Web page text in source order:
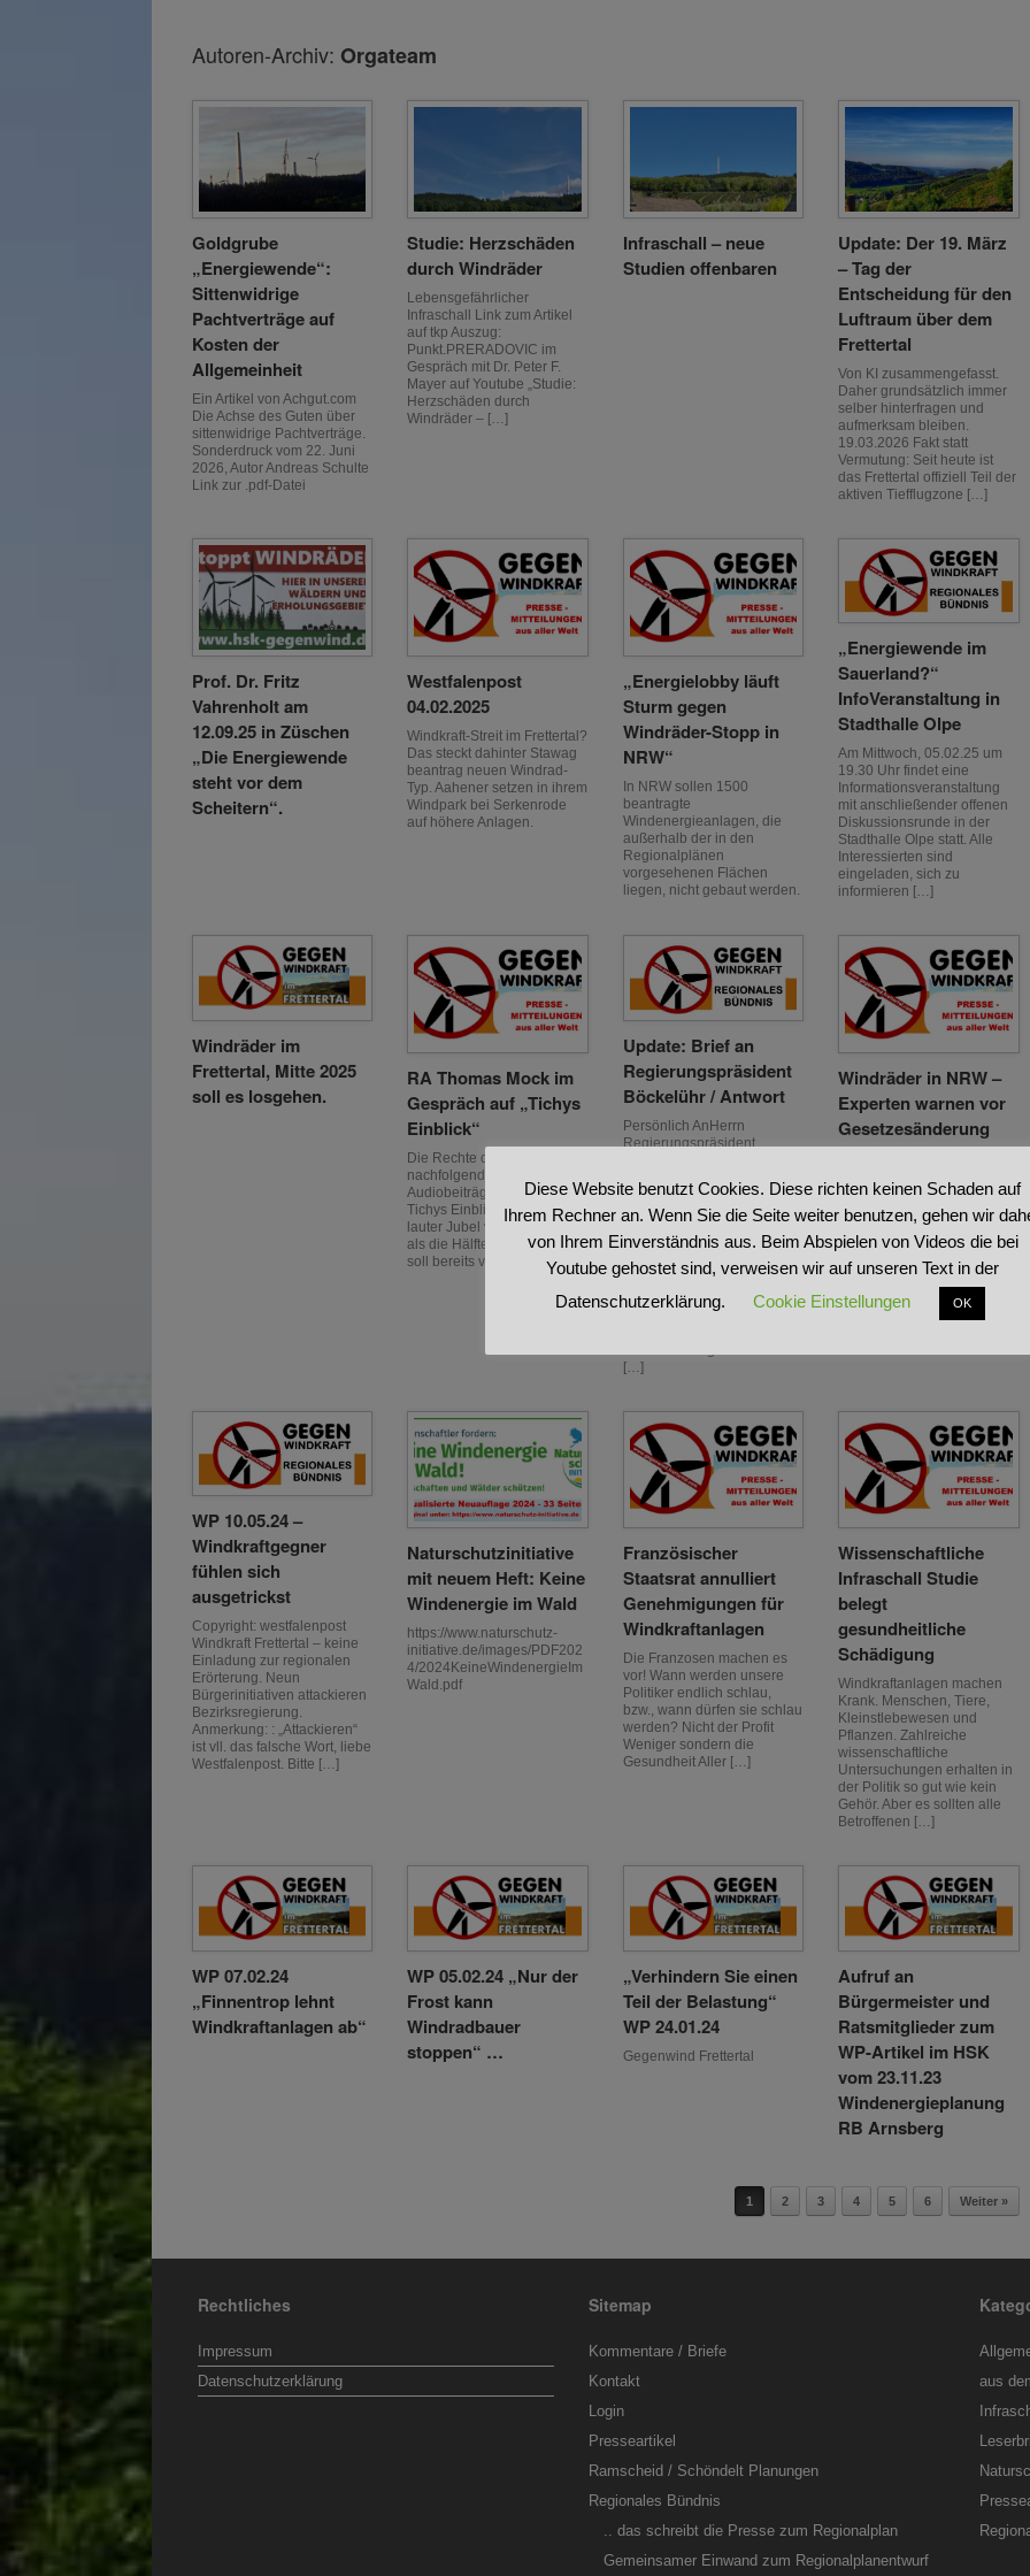
Autoren-Archiv: Orgateam
Goldgrube
„Energiewende“:
Sittenwidrige
Pachtverträge auf
Kosten der
Allgemeinheit
Ein Artikel von Achgut.com
Die Achse des Guten über
sittenwidrige Pachtverträge.
Sonderdruck vom 22. Juni
2026, Autor Andreas Schulte
Link zur .pdf-Datei
Studie: Herzschäden
durch Windräder
Lebensgefährlicher
Infraschall Link zum Artikel
auf tkp Auszug:
Punkt.PRERADOVIC im
Gespräch mit Dr. Peter F.
Mayer auf Youtube „Studie:
Herzschäden durch
Windräder – […]
Infraschall – neue
Studien offenbaren
Update: Der 19. März
– Tag der
Entscheidung für den
Luftraum über dem
Frettertal
Von KI zusammengefasst.
Daher grundsätzlich immer
selber hinterfragen und
aufmerksam bleiben.
19.03.2026 Fakt statt
Vermutung: Seit heute ist
das Frettertal offiziell Teil der
aktiven Tiefflugzone […]
Prof. Dr. Fritz
Vahrenholt am
12.09.25 in Züschen
„Die Energiewende
steht vor dem
Scheitern“.
Westfalenpost
04.02.2025
Windkraft-Streit im Frettertal?
Das steckt dahinter Stawag
beantrag neuen Windrad-
Typ. Aahener setzen in ihrem
Windpark bei Serkenrode
auf höhere Anlagen.
„Energielobby läuft
Sturm gegen
Windräder-Stopp in
NRW“
In NRW sollen 1500
beantragte
Windenergieanlagen, die
außerhalb der in den
Regionalplänen
vorgesehenen Flächen
liegen, nicht gebaut werden.
„Energiewende im
Sauerland?“
InfoVeranstaltung in
Stadthalle Olpe
Am Mittwoch, 05.02.25 um
19.30 Uhr findet eine
Informationsveranstaltung
mit anschließender offenen
Diskussionsrunde in der
Stadthalle Olpe statt. Alle
Interessierten sind
eingeladen, sich zu
informieren […]
Windräder im
Frettertal, Mitte 2025
soll es losgehen.
RA Thomas Mock im
Gespräch auf „Tichys
Einblick“
Die Rechte der
nachfolgenden Text und
Audiobeiträge liegt bei
Tichys Einblick. Uns wird
lauter Jubel verkündet: Mehr
als die Hälfte des Stromes
soll bereits von […]
Update: Brief an
Regierungspräsident
Böckelühr / Antwort
Persönlich AnHerrn
Regierungspräsident
EnergieSeibertzstraße
159821 Arnsberg E-Mail:
Erörterung Regionalplan
Teilplan SI-OE-MK
Windenergiebereiche Sehr
geehrter Herr
Regierungspräsident
[…]
Windräder in NRW –
Experten warnen vor
Gesetzesänderung
und überhaupt sollen jetzt
ohne Kontrolle durch eine
Bauaufsicht aufgestellt
werden. Man kann sich nur
noch an den Kopf packen.
[…]
WP 10.05.24 –
Windkraftgegner
fühlen sich
ausgetrickst
Copyright: westfalenpost
Windkraft Frettertal – keine
Einladung zur regionalen
Erörterung. Neun
Bürgerinitiativen attackieren
Bezirksregierung.
Anmerkung: : „Attackieren“
ist vll. das falsche Wort, liebe
Westfalenpost. Bitte […]
Naturschutzinitiative
mit neuem Heft: Keine
Windenergie im Wald
https://www.naturschutz-
initiative.de/images/PDF202
4/2024KeineWindenergieIm
Wald.pdf
Französischer
Staatsrat annulliert
Genehmigungen für
Windkraftanlagen
Die Franzosen machen es
vor! Wann werden unsere
Politiker endlich schlau,
bzw., wann dürfen sie schlau
werden? Nicht der Profit
Weniger sondern die
Gesundheit Aller […]
Wissenschaftliche
Infraschall Studie
belegt
gesundheitliche
Schädigung
Windkraftanlagen machen
Krank. Menschen, Tiere,
Kleinstlebewesen und
Pflanzen. Zahlreiche
wissenschaftliche
Untersuchungen erhalten in
der Politik so gut wie kein
Gehör. Aber es sollten alle
Betroffenen […]
WP 07.02.24
„Finnentrop lehnt
Windkraftanlagen ab“
WP 05.02.24 „Nur der
Frost kann
Windradbauer
stoppen“ …
„Verhindern Sie einen
Teil der Belastung“
WP 24.01.24
Gegenwind Frettertal
Aufruf an
Bürgermeister und
Ratsmitglieder zum
WP-Artikel im HSK
vom 23.11.23
Windenergieplanung
RB Arnsberg
1 2 3 4 5 6 Weiter »
Rechtliches
Impressum
Datenschutzerklärung
Sitemap
Kommentare / Briefe
Kontakt
Login
Presseartikel
Ramscheid / Schöndelt Planungen
Regionales Bündnis
.. das schreibt die Presse zum Regionalplan
Gemeinsamer Einwand zum Regionalplanentwurf
aus
Diese Website benutzt Cookies. Diese richten keinen Schaden auf
Ihrem Rechner an. Wenn Sie die Seite weiter benutzen, gehen wir
von Ihrem Einverständnis aus. Beim Abspielen von Videos die bei
Youtube gehostet sind, verweisen wir auf unseren Text in der
Datenschutzerklärung.
Cookie Einstellungen OK